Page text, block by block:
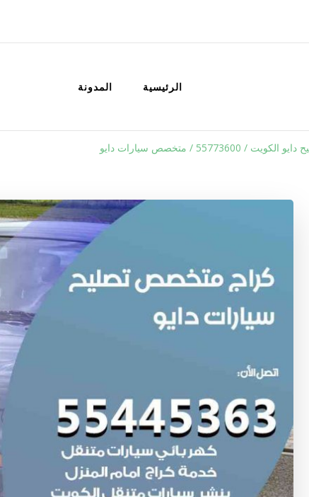
الرئيسية المدونة
/ 55773600‬ / متخصص سيارات دايو